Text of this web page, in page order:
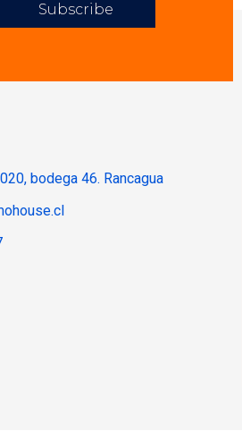
Subscribe
bodega 46. Rancagua